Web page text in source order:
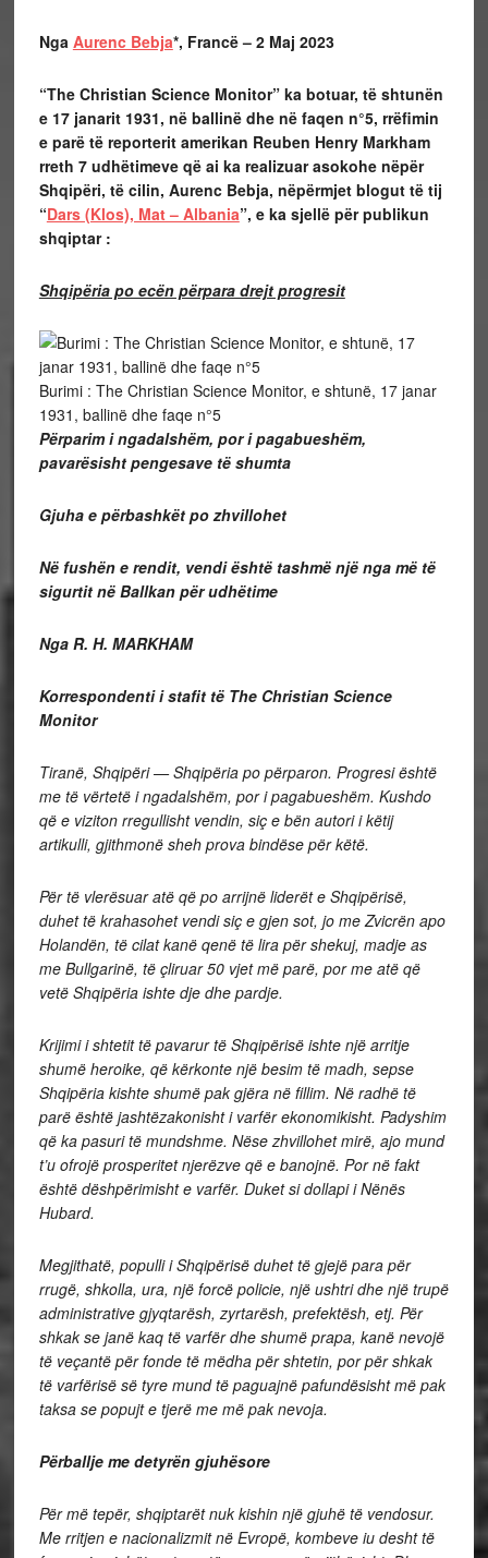
Nga Aurenc Bebja*, Francë – 2 Maj 2023
“The Christian Science Monitor” ka botuar, të shtunën
e 17 janarit 1931, në ballinë dhe në faqen n°5, rrëfimin
e parë të reporterit amerikan Reuben Henry Markham
rreth 7 udhëtimeve që ai ka realizuar asokohe nëpër
Shqipëri, të cilin, Aurenc Bebja, nëpërmjet blogut të tij
“Dars (Klos), Mat – Albania”, e ka sjellë për publikun
shqiptar :
Shqipëria po ecën përpara drejt progresit
Burimi : The Christian Science Monitor, e shtunë, 17 janar
1931, ballinë dhe faqe n°5
Përparim i ngadalshëm, por i pagabueshëm,
pavarësisht pengesave të shumta
Gjuha e përbashkët po zhvillohet
Në fushën e rendit, vendi është tashmë një nga më të
sigurtit në Ballkan për udhëtime
Nga R. H. MARKHAM
Korrespondenti i stafit të The Christian Science
Monitor
Tiranë, Shqipëri — Shqipëria po përparon. Progresi është
me të vërtetë i ngadalshëm, por i pagabueshëm. Kushdo
që e viziton rregullisht vendin, siç e bën autori i këtij
artikulli, gjithmonë sheh prova bindëse për këtë.
Për të vlerësuar atë që po arrijnë liderët e Shqipërisë,
duhet të krahasohet vendi siç e gjen sot, jo me Zvicrën apo
Holandën, të cilat kanë qenë të lira për shekuj, madje as
me Bullgarinë, të çliruar 50 vjet më parë, por me atë që
vetë Shqipëria ishte dje dhe pardje.
Krijimi i shtetit të pavarur të Shqipërisë ishte një arritje
shumë heroike, që kërkonte një besim të madh, sepse
Shqipëria kishte shumë pak gjëra në fillim. Në radhë të
parë është jashtëzakonisht i varfër ekonomikisht. Padyshim
që ka pasuri të mundshme. Nëse zhvillohet mirë, ajo mund
t’u ofrojë prosperitet njerëzve që e banojnë. Por në fakt
është dëshpërimisht e varfër. Duket si dollapi i Nënës
Hubard.
Megjithatë, populli i Shqipërisë duhet të gjejë para për
rrugë, shkolla, ura, një forcë policie, një ushtri dhe një trupë
administrative gjyqtarësh, zyrtarësh, prefektësh, etj. Për
shkak se janë kaq të varfër dhe shumë prapa, kanë nevojë
të veçantë për fonde të mëdha për shtetin, por për shkak
të varfërisë së tyre mund të paguajnë pafundësisht më pak
taksa se popujt e tjerë me më pak nevoja.
Përballje me detyrën gjuhësore
Për më tepër, shqiptarët nuk kishin një gjuhë të vendosur.
Me rritjen e nacionalizmit në Evropë, kombeve iu desht të